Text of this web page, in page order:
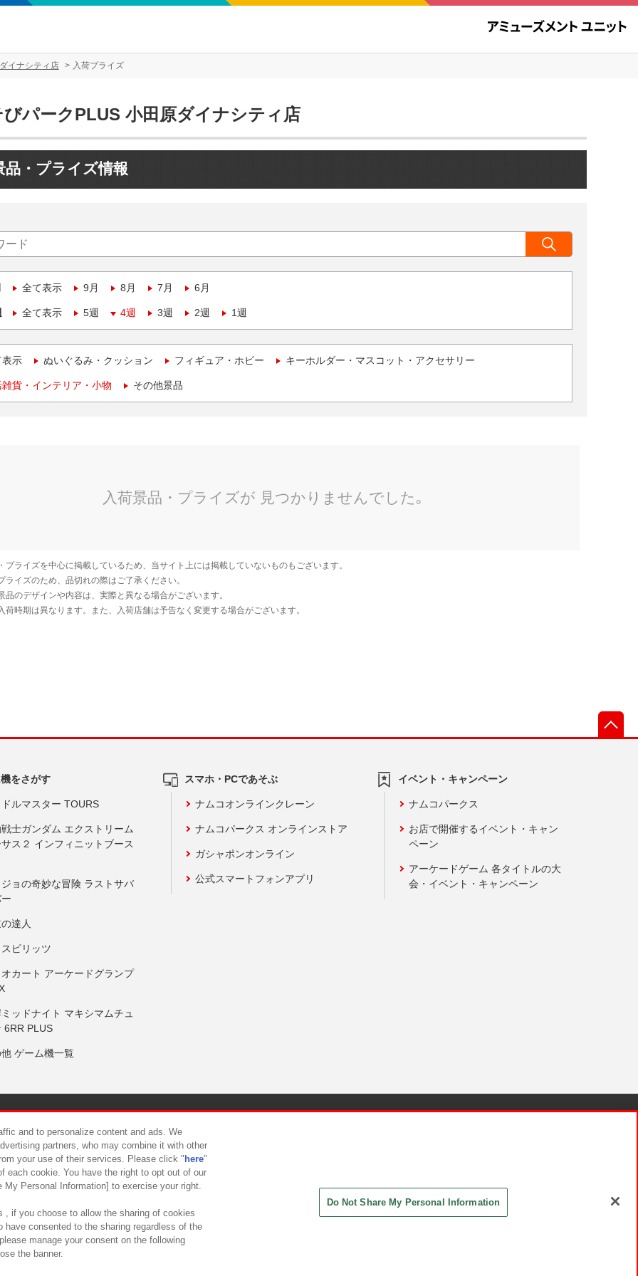
イナシティ店 入荷プライズ
パークPLUS 小田原ダイナシティ店
品・プライズ情報
全て表示 9月 8月 7月 6月
全て表示 5週 4週 3週 2週 1週
表示 ぬいぐるみ・クッション フィギュア・ホビー キーホルダー・マスコット・アクセサリー
貨・インテリア・小物 その他景品
をさがす
ルマスター TOURS
士ガンダム エクストリーム
ス２ インフィニットブース
ョの奇妙な冒険 ラストサバ
達人
ピリッツ
カート アーケードグランプ
ッドナイト マキシマムチュ
6RR PLUS
ゲーム機一覧
スマホ・PCであそぶ
ナムコオンラインクレーン
ナムコパークス オンラインストア
ガシャポンオンライン
公式スマートフォンアプリ
イベント・キャンペーン
ナムコパークス
お店で開催するイベント・キャン
ペーン
アーケードゲーム 各タイトルの大
会・イベント・キャンペーン
について カスタマーハラスメント対応方針
and to personalize content and ads. We
partners, who may combine it with other
your use of their services. Please click " here"
each cookie. You have the right to opt out of our
Personal Information] to exercise your right.
, if you choose to allow the sharing of cookies
have consented to the sharing regardless of the
manage your consent on the following
the banner.
Do Not Share My Personal Information